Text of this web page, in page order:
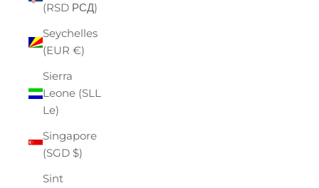
(RSD РСД)
Seychelles
(EUR €)
Sierra
Leone (SLL
Le)
Singapore
(SGD $)
Sint